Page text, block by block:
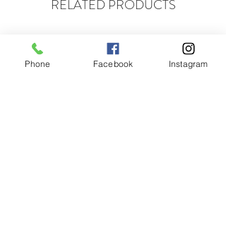
RELATED PRODUCTS
Nouveau Produit
Phone Facebook Instagram